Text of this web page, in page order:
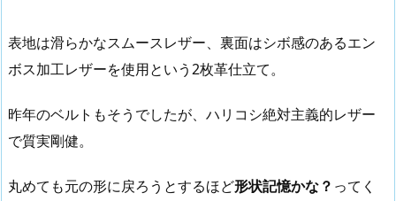
表地は滑らかなスムースレザー、裏面はシボ感のあるエン
ボス加工レザーを使用という2枚革仕立て。
昨年のベルトもそうでしたが、ハリコシ絶対主義的レザー
で質実剛健。
丸めても元の形に戻ろうとするほど形状記憶かな？ ってく